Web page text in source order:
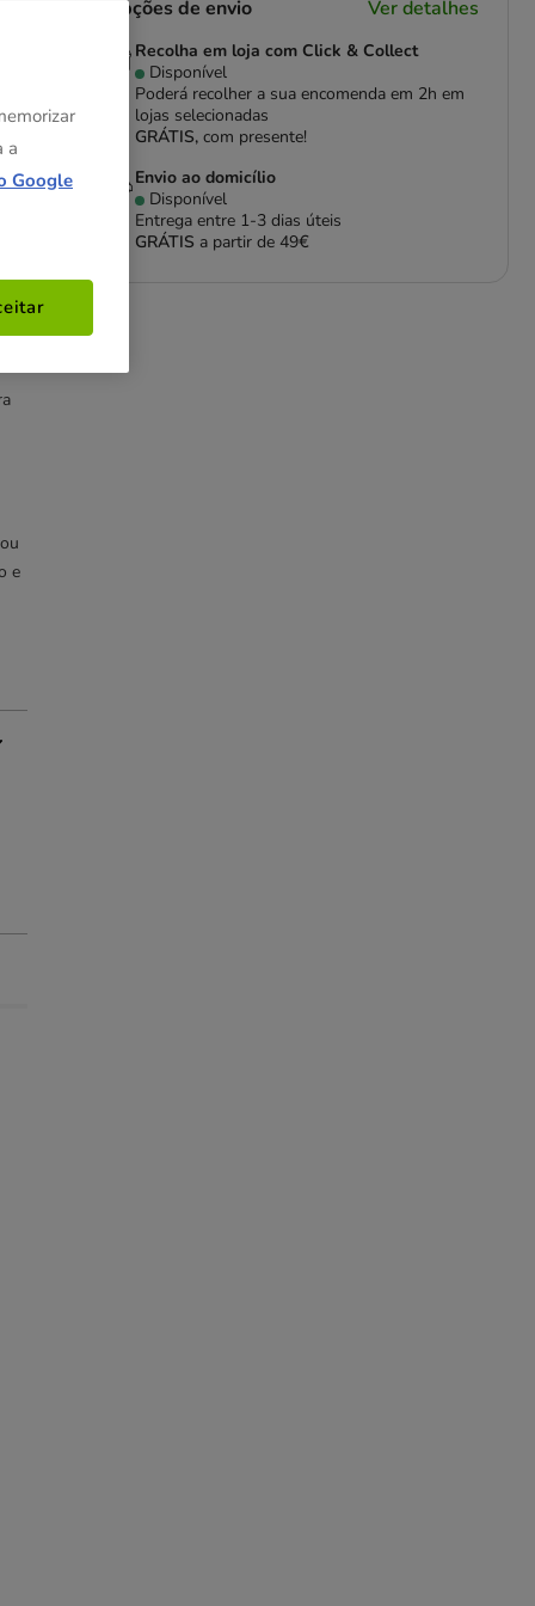
e
Opções de envio Ver detalhes
Recolha em loja com Click & Collect
Disponível
Poderá recolher a sua encomenda em 2h em
lojas selecionadas
GRÁTIS,com presente!
Envio ao domicílio
Disponível
Entrega entre 1-3 dias úteis
GRÁTIS a partir de 49€
a
Google